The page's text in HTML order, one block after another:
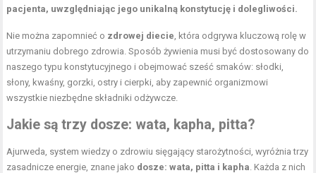
pacjenta, uwzględniając jego unikalną konstytucję i dolegliwości.
Nie można zapomnieć o zdrowej diecie , która odgrywa kluczową rolę w
utrzymaniu dobrego zdrowia. Sposób żywienia musi być dostosowany do
naszego typu konstytucyjnego i obejmować sześć smaków: słodki,
słony, kwaśny, gorzki, ostry i cierpki, aby zapewnić organizmowi
wszystkie niezbędne składniki odżywcze.
Jakie są trzy dosze: wata, kapha, pitta?
Ajurweda, system wiedzy o zdrowiu sięgający starożytności, wyróżnia trzy
zasadnicze energie, znane jako dosze: wata, pitta i kapha . Każda z nich